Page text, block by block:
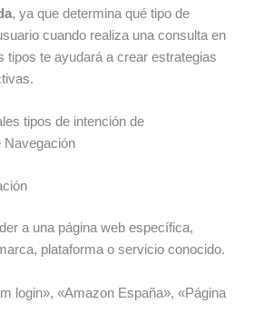
, ya que determina qué tipo de
cuando realiza una consulta en
tipos te ayudará a crear estrategias
tipos de intención de
Navegación
a una página web específica,
plataforma o servicio conocido.
login», «Amazon España», «Página